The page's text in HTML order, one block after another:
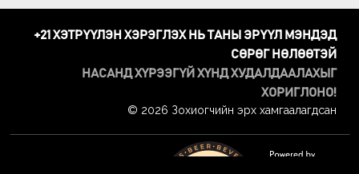
© 2026 Зохиогчийн эрх хамгаалагдсан
НАСАНД ХҮРЭЭГҮЙ ХҮНД ХУДАЛДААЛАХЫГ
ХОРИГЛОНО!
+21 ХЭТРҮҮЛЭН ХЭРЭГЛЭХ НЬ ТАНЫ ЭРҮҮЛ МЭНДЭД
СӨРӨГ НӨЛӨӨТЭЙ